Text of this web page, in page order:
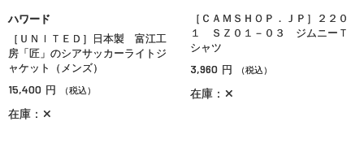
ハワード
［ＵＮＩＴＥＤ］日本製 富江工
房「匠」のシアサッカーライトジ
ャケット（メンズ）
15,400 円 （税込）
在庫：✕
［ＣＡＭＳＨＯＰ．ＪＰ］２２０
１ ＳＺ０１－０３ ジムニーＴ
シャツ
3,960 円 （税込）
在庫：✕